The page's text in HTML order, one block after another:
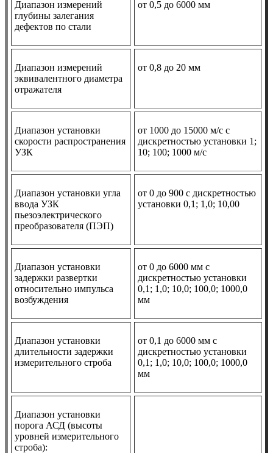
Диапазон измерений
глубины залегания
дефектов по стали
от 0,5 до 6000 мм
Диапазон измерений
эквивалентного диаметра
отражателя
от 0,8 до 20 мм
Диапазон установки
скорости распространения
УЗК
от 1000 до 15000 м/с с
дискретностью установки 1;
10; 100; 1000 м/с
Диапазон установки угла
ввода УЗК
пьезоэлектрического
преобразователя (ПЭП)
от 0 до 900 с дискретностью
установки 0,1; 1,0; 10,00
Диапазон установки
задержки развертки
относительно импульса
возбуждения
от 0 до 6000 мм с
дискретностью установки
0,1; 1,0; 10,0; 100,0; 1000,0
мм
Диапазон установки
длительности задержки
измерительного строба
от 0,1 до 6000 мм с
дискретностью установки
0,1; 1,0; 10,0; 100,0; 1000,0
мм
Диапазон установки
порога АСД (высоты
уровней измерительного
строба):